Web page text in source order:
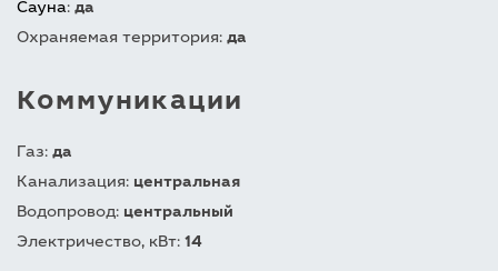
Сауна: да
Охраняемая территория: да
Коммуникации
Газ: да
Канализация: центральная
Водопровод: центральный
Электричество, кВт: 14